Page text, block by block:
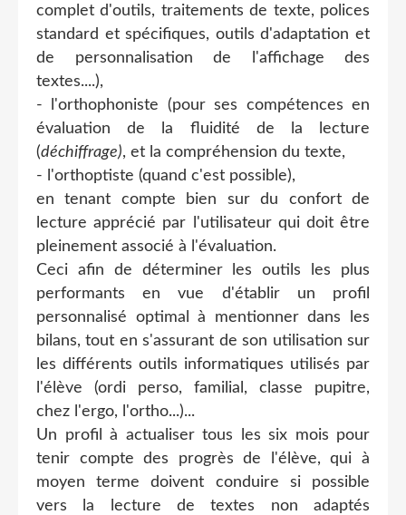
complet d'outils, traitements de texte, polices
standard et spécifiques, outils d'adaptation et
de personnalisation de l'affichage des
textes....),
- l'orthophoniste (pour ses compétences en
évaluation de la fluidité de la lecture
(déchiffrage), et la compréhension du texte,
- l'orthoptiste (quand c'est possible),
en tenant compte bien sur du confort de
lecture apprécié par l'utilisateur qui doit être
pleinement associé à l'évaluation.
Ceci afin de déterminer les outils les plus
performants en vue d'établir un profil
personnalisé optimal à mentionner dans les
bilans, tout en s'assurant de son utilisation sur
les différents outils informatiques utilisés par
l'élève (ordi perso, familial, classe pupitre,
chez l'ergo, l'ortho...)...
Un profil à actualiser tous les six mois pour
tenir compte des progrès de l'élève, qui à
moyen terme doivent conduire si possible
vers la lecture de textes non adaptés